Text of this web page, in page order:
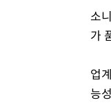
소
가
업
능